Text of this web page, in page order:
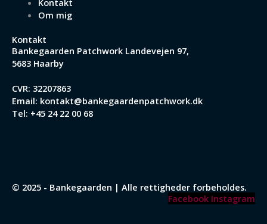
Kontakt
Om mig
Kontakt
Bankegaarden Patchwork Landevejen 97,
5683 Haarby
CVR: 32207863
Email: kontakt@bankegaardenpatchwork.dk
Tel: +45 24 22 00 68
© 2025 - Bankegaarden | Alle rettigheder forbeholdes.
Facebook Instagram